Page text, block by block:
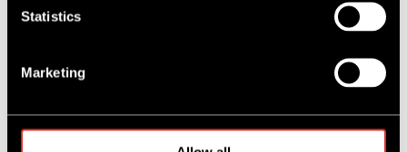
Statistics
Marketing
wir.